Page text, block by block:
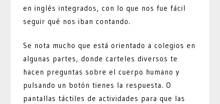
en inglés integrados, con lo que nos fue fácil
seguir qué nos iban contando.
Se nota mucho que está orientado a colegios en
algunas partes, donde carteles diversos te
hacen preguntas sobre el cuerpo humano y
pulsando un botón tienes la respuesta. O
pantallas táctiles de actividades para que las